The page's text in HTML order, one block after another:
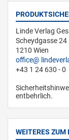
Linde Verlag
Scheydgasse 24
1210 Wien
office
+43 1 24 630 - 0
entbehrlich.
WEITERES ZUM